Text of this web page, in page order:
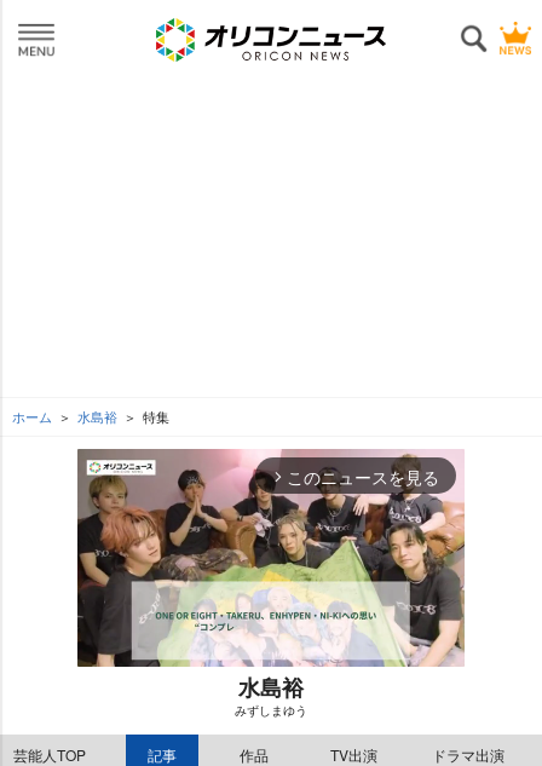
ホーム 水島裕 特集
arrow_forward_ios このニュースを見る
M
水島裕
みずしまゆう
芸能人TOP 記事 作品 TV出演 ドラマ出演